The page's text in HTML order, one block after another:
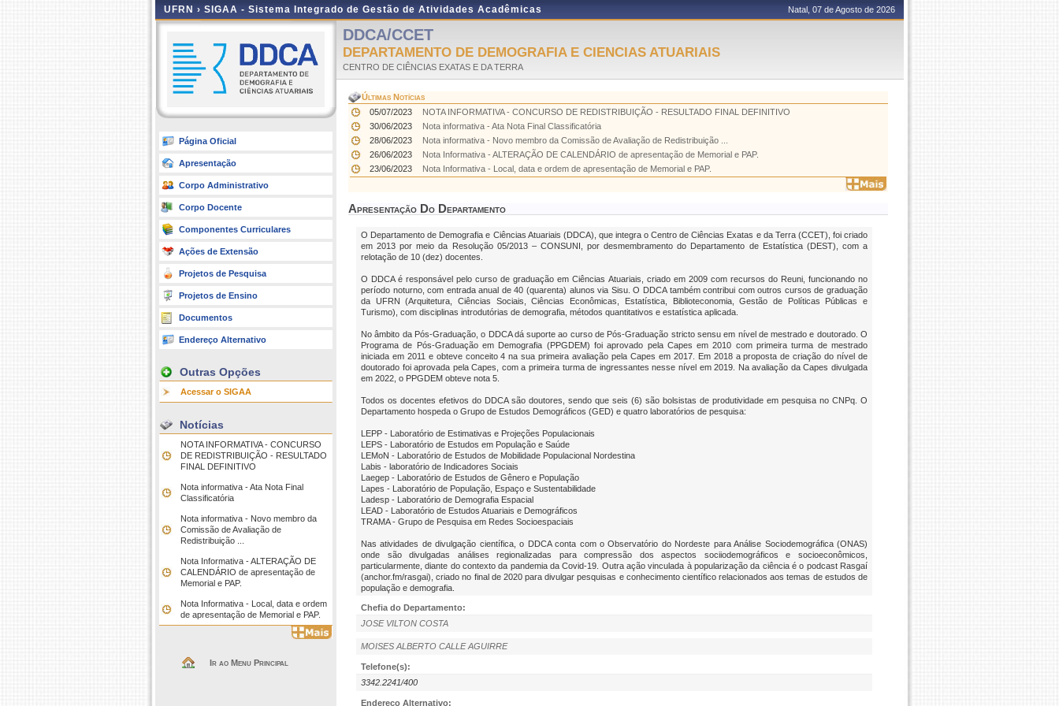
UFRN › SIGAA - Sistema Integrado de Gestão de Atividades Acadêmicas Natal, 07 de Agosto de 2026
Página Oficial
Apresentação
Corpo Administrativo
Corpo Docente
Componentes Curriculares
Ações de Extensão
Projetos de Pesquisa
Projetos de Ensino
Documentos
Endereço Alternativo
Outras Opções
Acessar o SIGAA
Notícias
NOTA INFORMATIVA - CONCURSO
DE REDISTRIBUIÇÃO - RESULTADO
FINAL DEFINITIVO
Nota informativa - Ata Nota Final
Classificatória
Nota informativa - Novo membro da
Comissão de Avaliação de
Redistribuição ...
Nota Informativa - ALTERAÇÃO DE
CALENDÁRIO de apresentação de
Memorial e PAP.
Nota Informativa - Local, data e ordem
de apresentação de Memorial e PAP.
Ir ao Menu Principal
DDCA/CCET
DEPARTAMENTO DE DEMOGRAFIA E CIENCIAS ATUARIAIS
CENTRO DE CIÊNCIAS EXATAS E DA TERRA
Últimas Notícias
05/07/2023
NOTA INFORMATIVA - CONCURSO DE REDISTRIBUIÇÃO - RESULTADO FINAL DEFINITIVO
30/06/2023
Nota informativa - Ata Nota Final Classificatória
28/06/2023
Nota informativa - Novo membro da Comissão de Avaliação de Redistribuição ...
26/06/2023
Nota Informativa - ALTERAÇÃO DE CALENDÁRIO de apresentação de Memorial e PAP.
23/06/2023
Nota Informativa - Local, data e ordem de apresentação de Memorial e PAP.
Apresentação Do Departamento
O Departamento de Demografia e Ciências Atuariais (DDCA), que integra o Centro de Ciências Exatas e da Terra (CCET), foi criado
em 2013 por meio da Resolução 05/2013 – CONSUNI, por desmembramento do Departamento de Estatística (DEST), com a
relotação de 10 (dez) docentes.
O DDCA é responsável pelo curso de graduação em Ciências Atuariais, criado em 2009 com recursos do Reuni, funcionando no
período noturno, com entrada anual de 40 (quarenta) alunos via Sisu. O DDCA também contribui com outros cursos de graduação
da UFRN (Arquitetura, Ciências Sociais, Ciências Econômicas, Estatística, Biblioteconomia, Gestão de Políticas Públicas e
Turismo), com disciplinas introdutórias de demografia, métodos quantitativos e estatística aplicada.
No âmbito da Pós-Graduação, o DDCA dá suporte ao curso de Pós-Graduação stricto sensuem nível de mestrado e doutorado. O
Programa de Pós-Graduação em Demografia (PPGDEM) foi aprovado pela Capes em 2010 com primeira turma de mestrado
iniciada em 2011 e obteve conceito 4 na sua primeira avaliação pela Capes em 2017. Em 2018 a proposta de criação do nível de
doutorado foi aprovada pela Capes, com a primeira turma de ingressantes nesse nível em 2019. Na avaliação da Capes divulgada
em 2022, o PPGDEM obteve nota 5.
Todos os docentes efetivos do DDCA são doutores, sendo que seis (6) são bolsistas de produtividade em pesquisa no CNPq. O
Departamento hospeda o Grupo de Estudos Demográficos (GED) e quatro laboratórios de pesquisa:
LEPP - Laboratório de Estimativas e Projeções Populacionais
LEPS - Laboratório de Estudos em População e Saúde
LEMoN - Laboratório de Estudos de Mobilidade Populacional Nordestina
Labis - laboratório de Indicadores Sociais
Laegep - Laboratório de Estudos de Gênero e População
Lapes - Laboratório de População, Espaço e Sustentabilidade
Ladesp - Laboratório de Demografia Espacial
LEAD - Laboratório de Estudos Atuariais e Demográficos
TRAMA - Grupo de Pesquisa em Redes Socioespaciais
Nas atividades de divulgação científica, o DDCA conta com o Observatório do Nordeste para Análise Sociodemográfica (ONAS)
onde são divulgadas análises regionalizadas para compressão dos aspectos sociiodemográficos e socioeconômicos,
particularmente, diante do contexto da pandemia da Covid-19. Outra ação vinculada à popularização da ciência é o podcast Rasgaí
(anchor.fm/rasgai), criado no final de 2020 para divulgar pesquisas e conhecimento científico relacionados aos temas de estudos de
população e demografia.
Chefia do Departamento:
JOSE VILTON COSTA
MOISES ALBERTO CALLE AGUIRRE
Telefone(s):
3342.2241/400
Endereço Alternativo: